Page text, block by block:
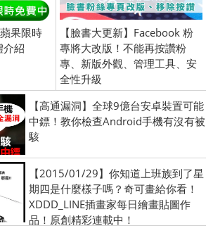
果限時
介紹
【臉書大更新】Facebook 粉
專將大改版！不能再按讚粉
專、新版外觀、管理工具、安
全性升級
【高通漏洞】全球9億台安卓裝置可能
中鏢！教你檢查Android手機有沒有被
駭
【2015/01/29】你知道上班族到了星
期四是什麼樣子嗎？奇可畫給你看！
XDDD_LINE插畫家每日繪畫貼圖作
品！原創精彩連載中！